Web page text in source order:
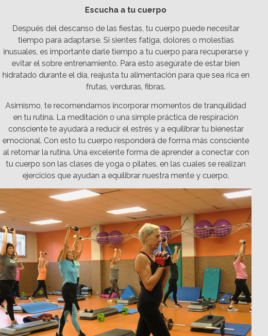
Escucha a tu cuerpo
Después del descanso de las fiestas, tu cuerpo puede necesitar
tiempo para adaptarse. Si sientes fatiga, dolores o molestias
inusuales, es importante darle tiempo a tu cuerpo para recuperarse y
evitar el sobre entrenamiento. Para esto asegúrate de estar bien
hidratado durante el día, reajusta tu alimentación para que sea rica en
frutas, verduras, fibras.
Asimismo, te recomendamos incorporar momentos de tranquilidad
en tu rutina. La meditación o una simple práctica de respiración
consciente te ayudará a reducir el estrés y a equilibrar tu bienestar
emocional. Con esto tu cuerpo responderá de forma más consciente
al retomar la rutina. Una excelente forma de aprender a conectar con
tu cuerpo son las clases de yoga o pilates, en las cuales se realizan
ejercicios que ayudan a equilibrar nuestra mente y cuerpo.